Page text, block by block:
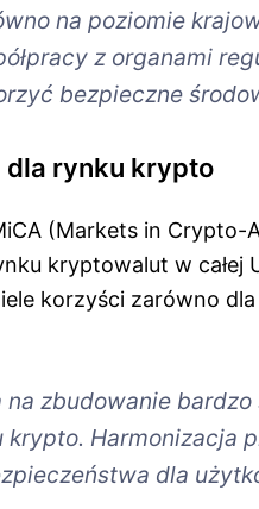
na poziomie
z organami
bezpieczne
dla rynku krypto
(Markets in Crypto-
kryptowalut w całej
korzyści zarówno
na zbudowanie
krypto. Harmonizacja
dla